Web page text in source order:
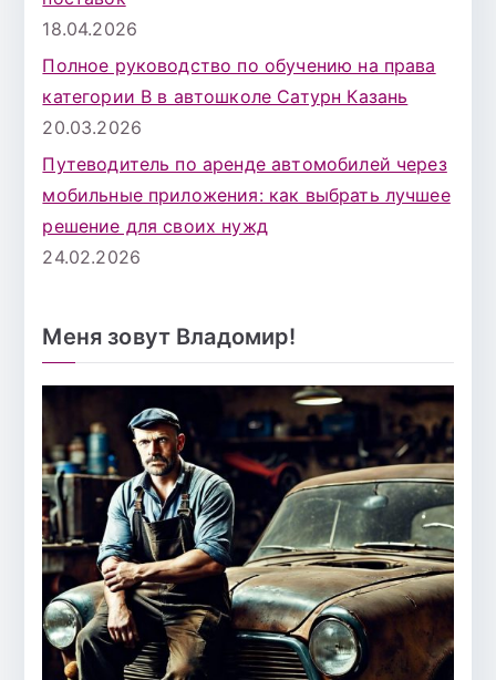
18.04.2026
Полное руководство по обучению на права
категории B в автошколе Сатурн Казань
20.03.2026
Путеводитель по аренде автомобилей через
мобильные приложения: как выбрать лучшее
решение для своих нужд
24.02.2026
Меня зовут Владомир!